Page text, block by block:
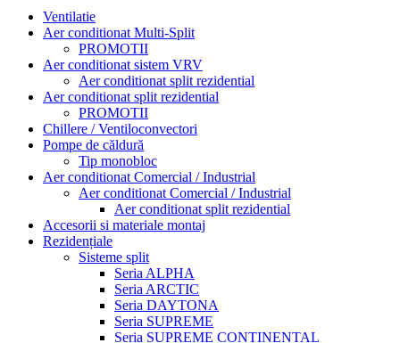
Ventilatie
Aer conditionat Multi-Split
PROMOTII
Aer conditionat sistem VRV
Aer conditionat split rezidential
Aer conditionat split rezidential
PROMOTII
Chillere / Ventiloconvectori
Pompe de căldură
Tip monobloc
Aer conditionat Comercial / Industrial
Aer conditionat Comercial / Industrial
Aer conditionat split rezidential
Accesorii si materiale montaj
Rezidențiale
Sisteme split
Seria ALPHA
Seria ARCTIC
Seria DAYTONA
Seria SUPREME
Seria SUPREME CONTINENTAL